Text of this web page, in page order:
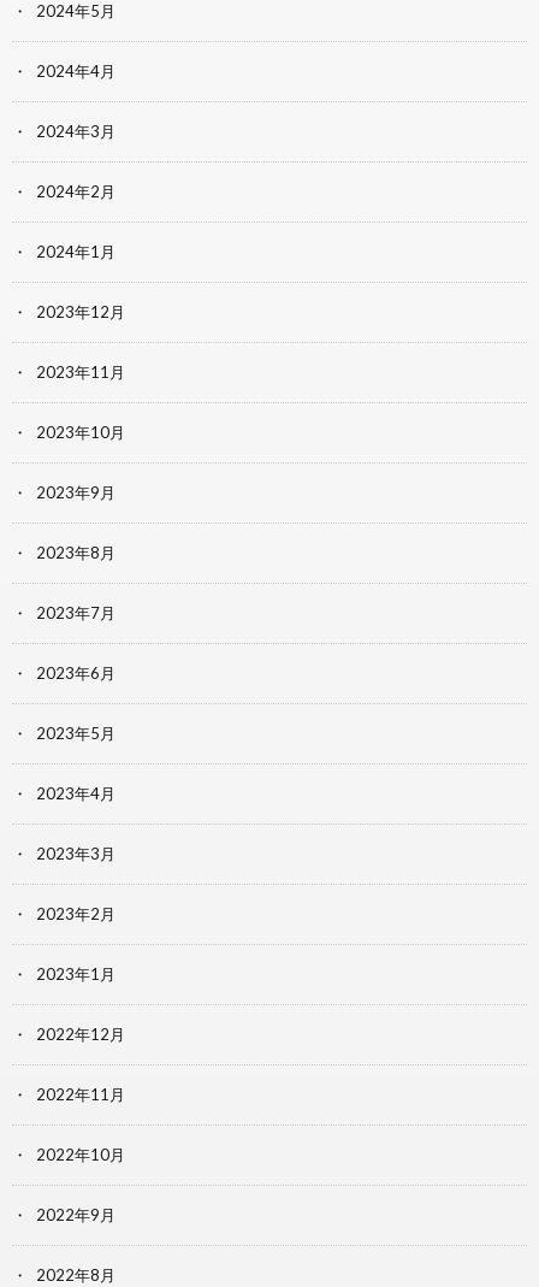
2024年5月
2024年4月
2024年3月
2024年2月
2024年1月
2023年12月
2023年11月
2023年10月
2023年9月
2023年8月
2023年7月
2023年6月
2023年5月
2023年4月
2023年3月
2023年2月
2023年1月
2022年12月
2022年11月
2022年10月
2022年9月
2022年8月